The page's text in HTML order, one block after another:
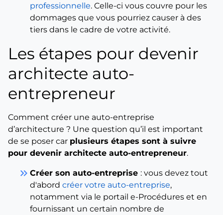
professionnelle. Celle-ci vous couvre pour les
dommages que vous pourriez causer à des
tiers dans le cadre de votre activité.
Les étapes pour devenir
architecte auto-
entrepreneur
Comment créer une auto-entreprise
d’architecture ? Une question qu’il est important
de se poser car plusieurs étapes sont à suivre
pour devenir architecte auto-entrepreneur.
keyboard_double_arrow_right Créer son auto-entreprise : vous devez tout
d'abord créer votre auto-entreprise,
notamment via le portail e-Procédures et en
fournissant un certain nombre de